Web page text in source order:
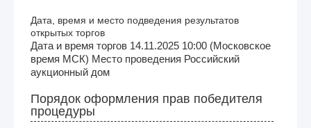
Дата, время и место подведения результатов
открытых торгов
Дата и время торгов 14.11.2025 10:00 (Московское
время МСК) Место проведения Российский
аукционный дом
Порядок оформления прав победителя
процедуры